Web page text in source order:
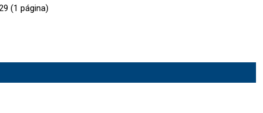
(1 página)